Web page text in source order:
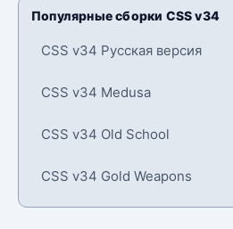
Популярные сборки CSS v34
CSS v34 Русская версия
CSS v34 Medusa
CSS v34 Old School
CSS v34 Gold Weapons